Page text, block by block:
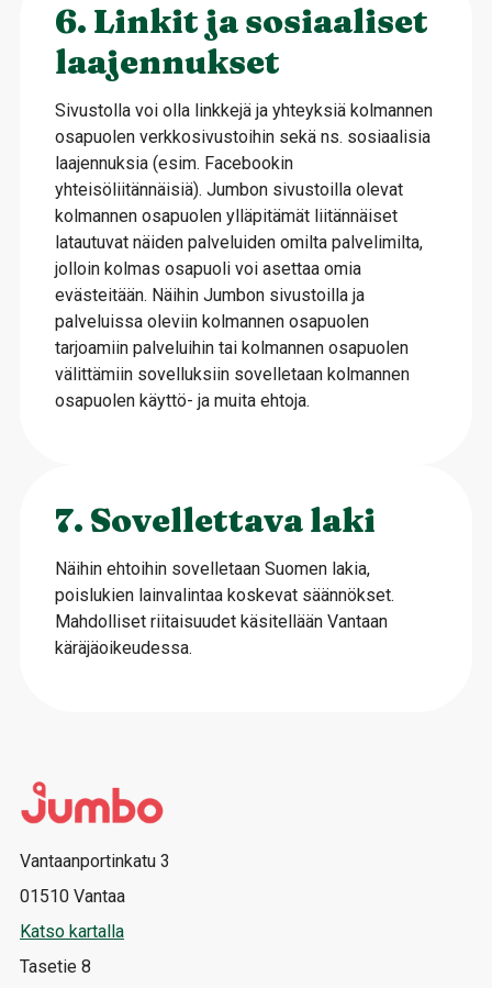
6. Linkit ja sosiaaliset
laajennukset
Sivustolla voi olla linkkejä ja yhteyksiä kolmannen
osapuolen verkkosivustoihin sekä ns. sosiaalisia
laajennuksia (esim. Facebookin
yhteisöliitännäisiä). Jumbon sivustoilla olevat
kolmannen osapuolen ylläpitämät liitännäiset
latautuvat näiden palveluiden omilta palvelimilta,
jolloin kolmas osapuoli voi asettaa omia
evästeitään. Näihin Jumbon sivustoilla ja
palveluissa oleviin kolmannen osapuolen
tarjoamiin palveluihin tai kolmannen osapuolen
välittämiin sovelluksiin sovelletaan kolmannen
osapuolen käyttö- ja muita ehtoja.
7. Sovellettava laki
Näihin ehtoihin sovelletaan Suomen lakia,
poislukien lainvalintaa koskevat säännökset.
Mahdolliset riitaisuudet käsitellään Vantaan
käräjäoikeudessa.
Vantaanportinkatu 3
01510 Vantaa
Katso kartalla
Tasetie 8